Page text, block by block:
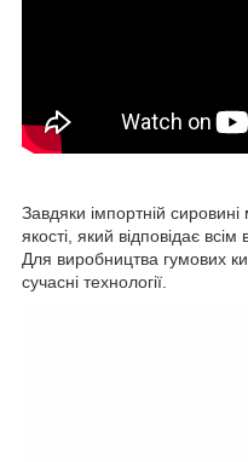
Завдяки імпортній
якості, який відповідає
Для виробництва гумових
сучасні технології.